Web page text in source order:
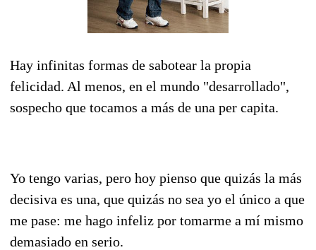
Hay infinitas formas de sabotear la propia
felicidad. Al menos, en el mundo "desarrollado",
sospecho que tocamos a más de una per capita.
Yo tengo varias, pero hoy pienso que quizás la más
decisiva es una, que quizás no sea yo el único a que
me pase: me hago infeliz por tomarme a mí mismo
demasiado en serio.